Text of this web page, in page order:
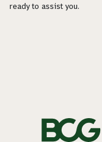
ready to assist you.